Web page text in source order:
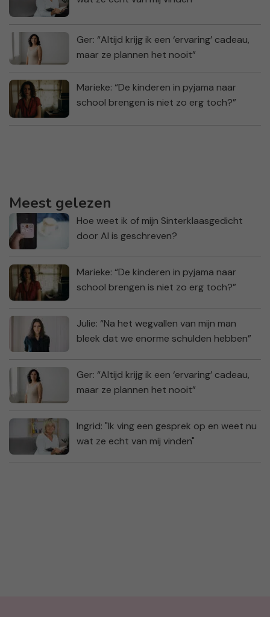
Ger: “Altijd krijg ik een ‘ervaring’ cadeau,
maar ze plannen het nooit”
Marieke: “De kinderen in pyjama naar
school brengen is niet zo erg toch?”
Meest gelezen
Hoe weet ik of mijn Sinterklaasgedicht
door AI is geschreven?
Marieke: “De kinderen in pyjama naar
school brengen is niet zo erg toch?”
Julie: “Na het wegvallen van mijn man
bleek dat we enorme schulden hebben”
Ger: “Altijd krijg ik een ‘ervaring’ cadeau,
maar ze plannen het nooit”
Ingrid: "Ik ving een gesprek op en weet nu
wat ze echt van mij vinden"